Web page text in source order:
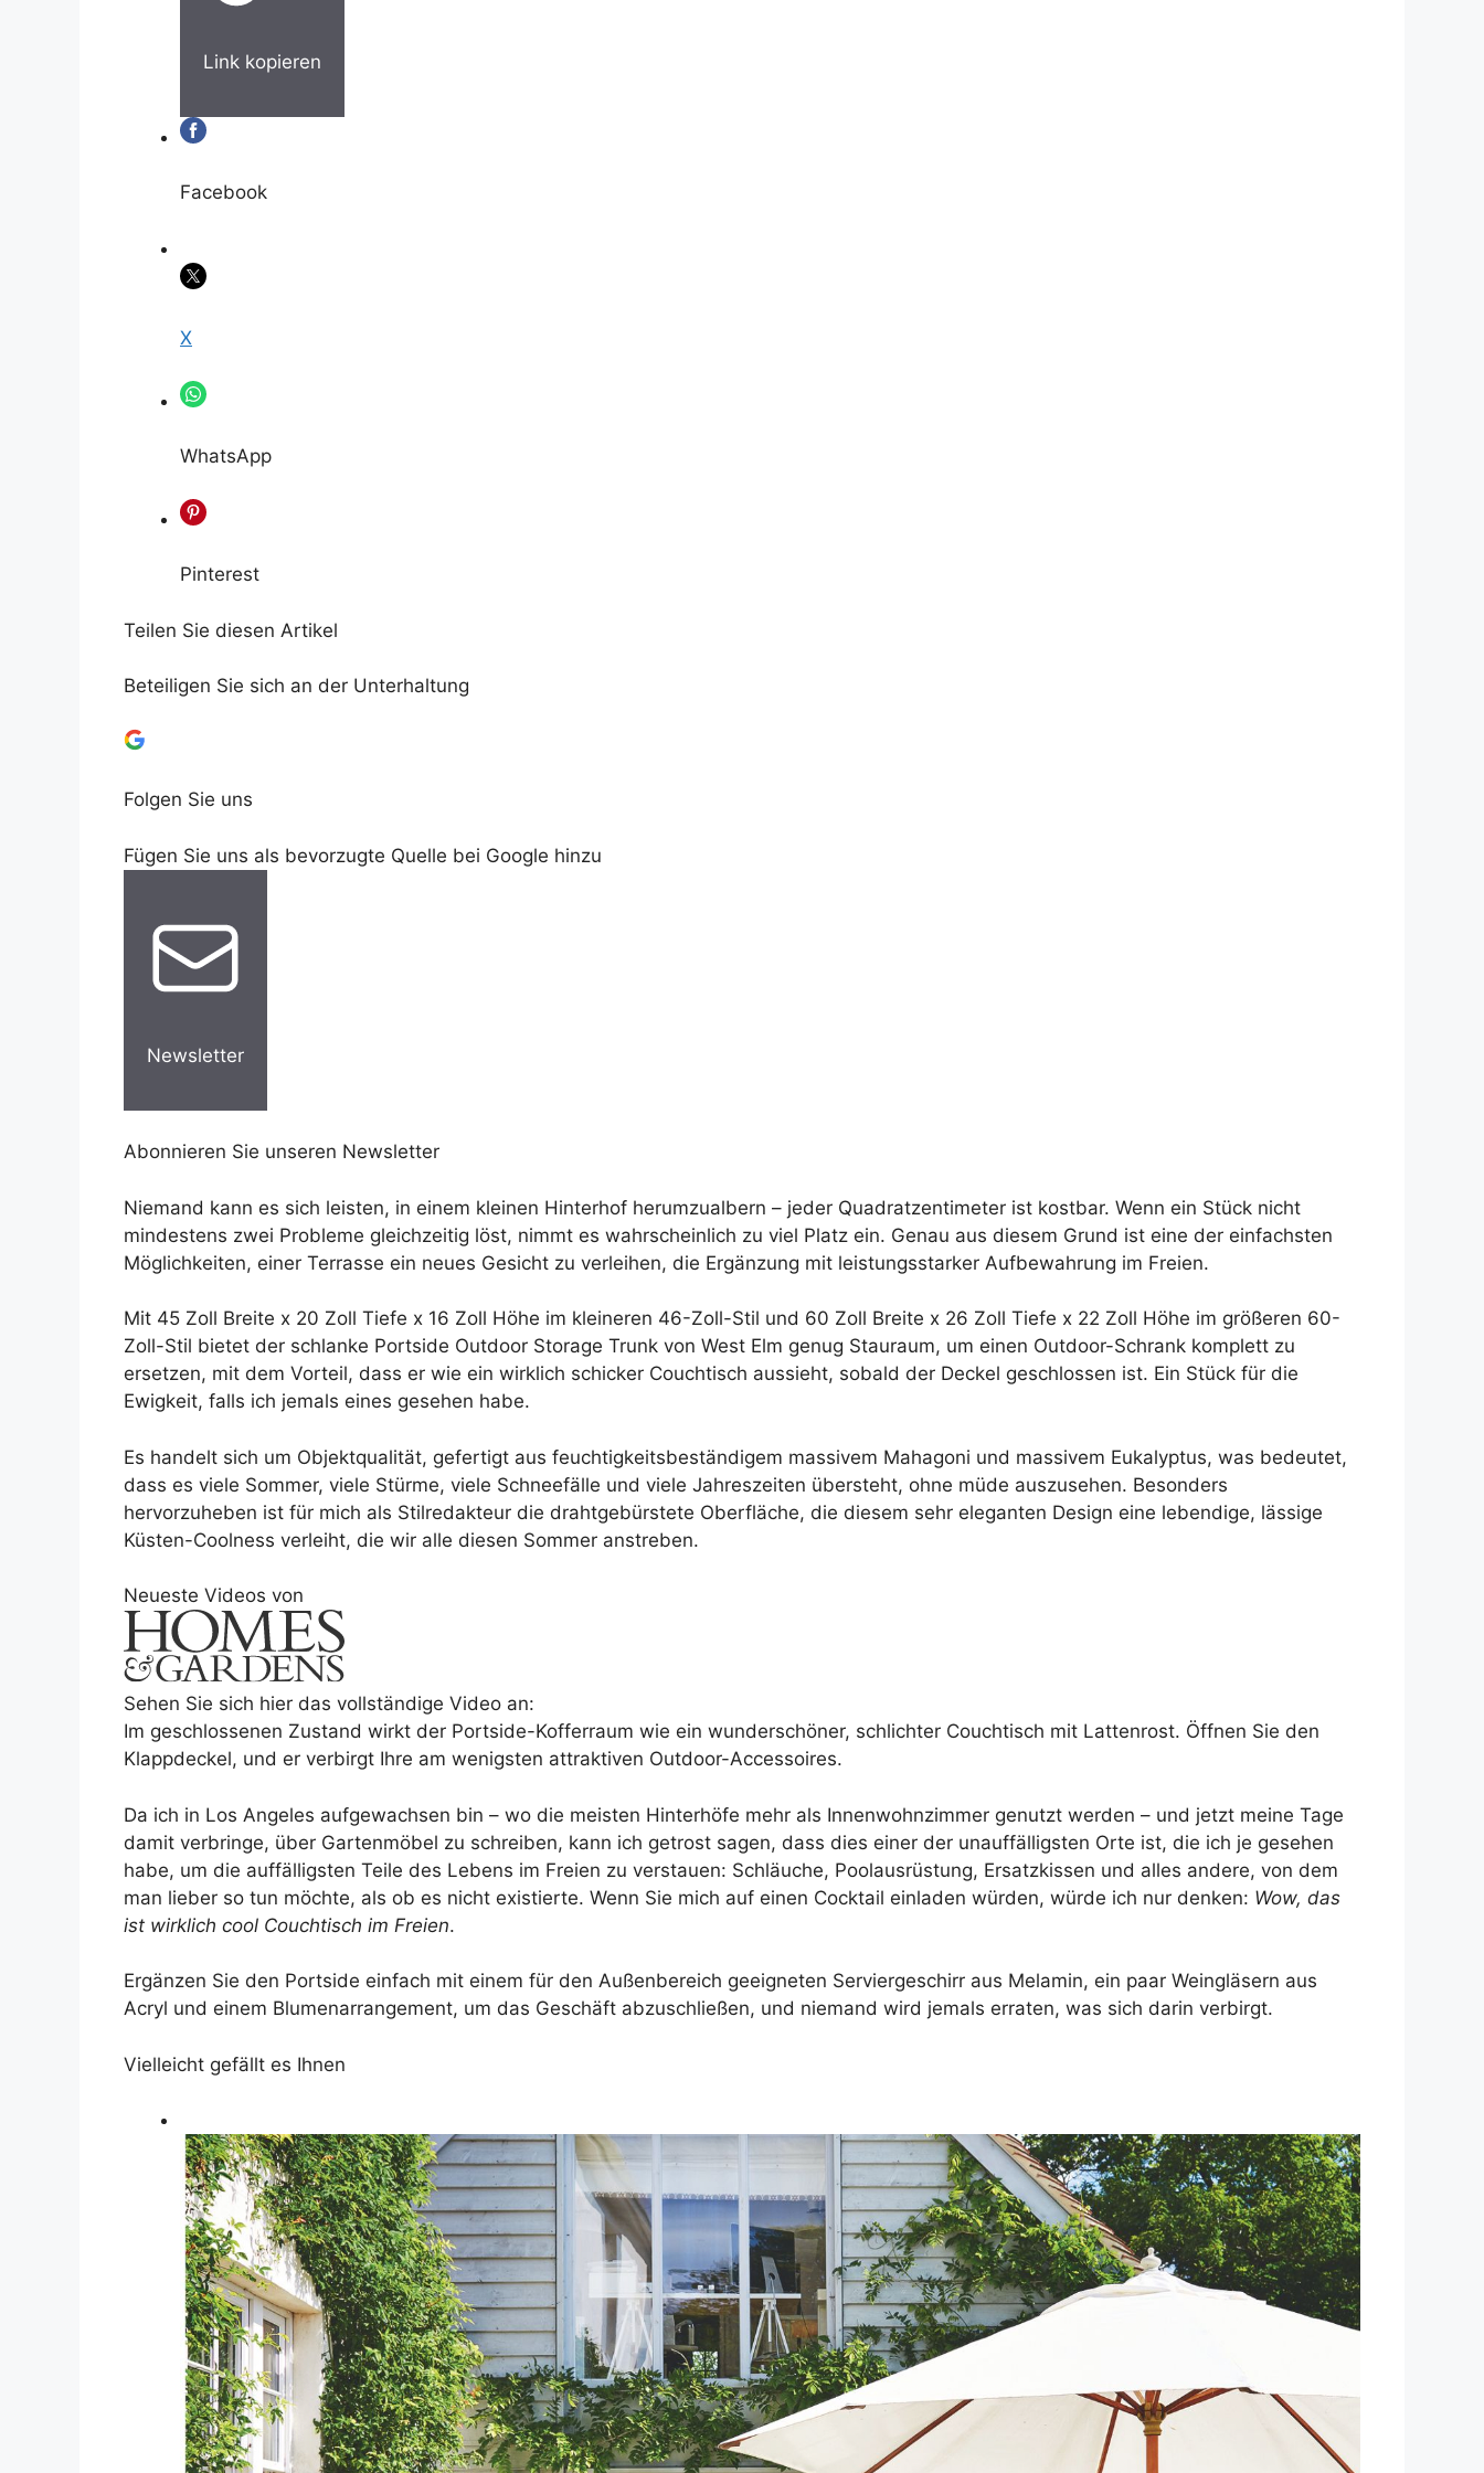
Link kopieren
Facebook
X
WhatsApp
Pinterest
Teilen Sie diesen Artikel
Beteiligen Sie sich an der Unterhaltung
Folgen Sie uns
Fügen Sie uns als bevorzugte Quelle bei Google hinzu
Newsletter
Abonnieren Sie unseren Newsletter
Niemand kann es sich leisten, in einem kleinen Hinterhof herumzualbern – jeder Quadratzentimeter ist kostbar. Wenn ein Stück nicht
mindestens zwei Probleme gleichzeitig löst, nimmt es wahrscheinlich zu viel Platz ein. Genau aus diesem Grund ist eine der einfachsten
Möglichkeiten, einer Terrasse ein neues Gesicht zu verleihen, die Ergänzung mit leistungsstarker Aufbewahrung im Freien.
Mit 45 Zoll Breite x 20 Zoll Tiefe x 16 Zoll Höhe im kleineren 46-Zoll-Stil und 60 Zoll Breite x 26 Zoll Tiefe x 22 Zoll Höhe im größeren 60-
Zoll-Stil bietet der schlanke Portside Outdoor Storage Trunk von West Elm genug Stauraum, um einen Outdoor-Schrank komplett zu
ersetzen, mit dem Vorteil, dass er wie ein wirklich schicker Couchtisch aussieht, sobald der Deckel geschlossen ist. Ein Stück für die
Ewigkeit, falls ich jemals eines gesehen habe.
Es handelt sich um Objektqualität, gefertigt aus feuchtigkeitsbeständigem massivem Mahagoni und massivem Eukalyptus, was bedeutet,
dass es viele Sommer, viele Stürme, viele Schneefälle und viele Jahreszeiten übersteht, ohne müde auszusehen. Besonders
hervorzuheben ist für mich als Stilredakteur die drahtgebürstete Oberfläche, die diesem sehr eleganten Design eine lebendige, lässige
Küsten-Coolness verleiht, die wir alle diesen Sommer anstreben.
Neueste Videos von
Sehen Sie sich hier das vollständige Video an:
Im geschlossenen Zustand wirkt der Portside-Kofferraum wie ein wunderschöner, schlichter Couchtisch mit Lattenrost. Öffnen Sie den
Klappdeckel, und er verbirgt Ihre am wenigsten attraktiven Outdoor-Accessoires.
Da ich in Los Angeles aufgewachsen bin – wo die meisten Hinterhöfe mehr als Innenwohnzimmer genutzt werden – und jetzt meine Tage
damit verbringe, über Gartenmöbel zu schreiben, kann ich getrost sagen, dass dies einer der unauffälligsten Orte ist, die ich je gesehen
habe, um die auffälligsten Teile des Lebens im Freien zu verstauen: Schläuche, Poolausrüstung, Ersatzkissen und alles andere, von dem
man lieber so tun möchte, als ob es nicht existierte. Wenn Sie mich auf einen Cocktail einladen würden, würde ich nur denken: Wow, das
ist wirklich cool Couchtisch im Freien.
Ergänzen Sie den Portside einfach mit einem für den Außenbereich geeigneten Serviergeschirr aus Melamin, ein paar Weingläsern aus
Acryl und einem Blumenarrangement, um das Geschäft abzuschließen, und niemand wird jemals erraten, was sich darin verbirgt.
Vielleicht gefällt es Ihnen